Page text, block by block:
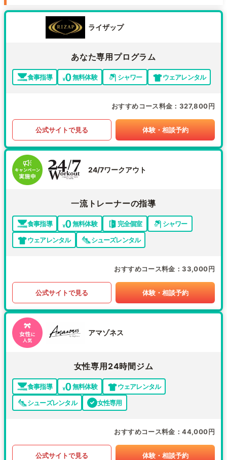
ライザップ
あなた専用プログラム
食事指導 無料体験 シャワー ウェアレンタル
おすすめコース料金 327,800円
公式サイトで見る 体験・相談予約
24/7ワークアウト
一流トレーナーの指導
食事指導 無料体験 完全個室
シャワー
ウェアレンタル
シューズレンタル
おすすめコース料金 33,000円
公式サイトで見る 体験・相談予約
アマゾネス
女性専用24時間ジム
食事指導 無料体験
ウェアレンタル
シューズレンタル
女性専用
おすすめコース料金 44,000円
公式サイトで見る 体験・相談予約